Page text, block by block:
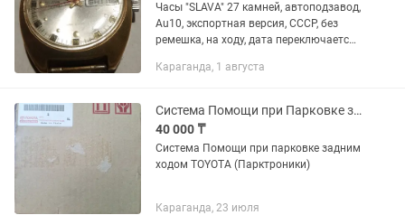
Часы "SLAVA" 27 камней, автоподзавод,
Au10, экспортная версия, СССР, без
ремешка, на ходу, дата переключается.
тенге. Адекватный торг уместен.
Караганда, 1 августа
Система Помощи при Парковке задним ходом TOYOTA
40 000 ₸
Система Помощи при парковке задним
ходом TOYOTA (Парктроники)
Караганда, 23 июля